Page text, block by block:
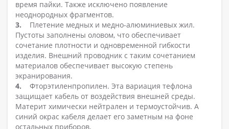
время пайки. Также исключено появление
неоднородных фрагментов.
3. Плетение медных и медно-алюминиевых жил.
Пустоты заполнены оловом, что обеспечивает
сочетание плотности и одновременной гибкости
изделия. Внешний проводник с таким сочетанием
материалов обеспечивает высокую степень
экранирования.
4. Фторэтиленпропилен. Эта вариация тефлона
защищает кабель от воздействия внешней среды.
Материт химически нейтрален и термоустойчив. А
синий окрас кабеля делает его заметным на фоне
остальных приборов.